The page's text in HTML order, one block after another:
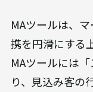
MAツールは、
携を円滑にする
MAツールには
り、見込み客の